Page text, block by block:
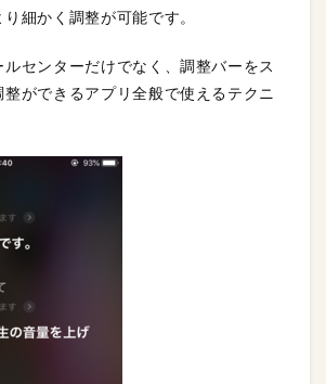
細かく調整が可能です。
ルセンターだけでなく、調整バーをス
ができるアプリ全般で使えるテクニ